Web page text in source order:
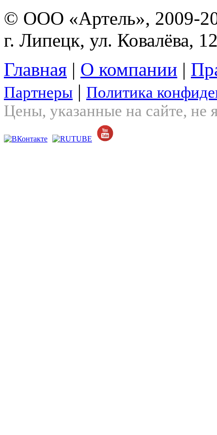
© ООО «Артель», 2009-
г. Липецк, ул. Ковалёва,
Главная | О компании |
Партнеры | Политика
Цены, указанные на сайте, не